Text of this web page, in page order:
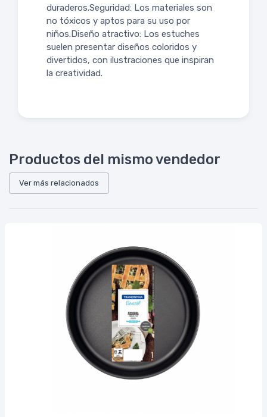
duraderos.Seguridad: Los materiales son
no tóxicos y aptos para su uso por
niños.Diseño atractivo: Los estuches
suelen presentar diseños coloridos y
divertidos, con ilustraciones que inspiran
la creatividad.
Productos del mismo vendedor
Ver más relacionados